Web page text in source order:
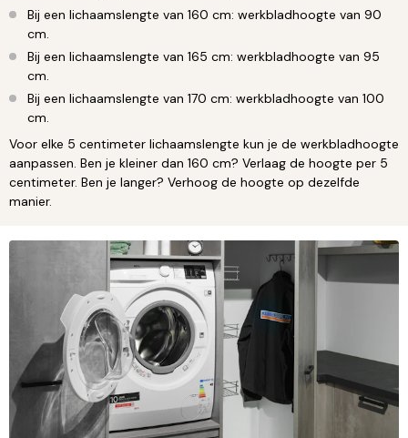
Bij een lichaamslengte van 160 cm: werkbladhoogte van 90
cm.
Bij een lichaamslengte van 165 cm: werkbladhoogte van 95
cm.
Bij een lichaamslengte van 170 cm: werkbladhoogte van 100
cm.
Voor elke 5 centimeter lichaamslengte kun je de werkbladhoogte
aanpassen. Ben je kleiner dan 160 cm? Verlaag de hoogte per 5
centimeter. Ben je langer? Verhoog de hoogte op dezelfde
manier.